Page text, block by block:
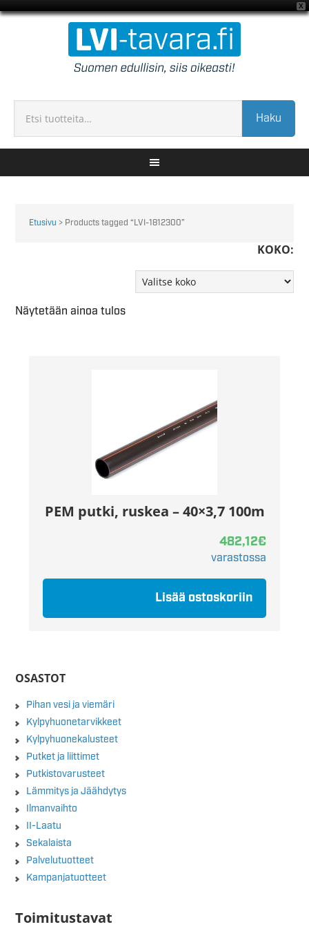
X
Haku
Etusivu > Products tagged “LVI-1812300”
KOKO:
Näytetään ainoa tulos
PEM putki, ruskea – 40×3,7 100m
482,12€
varastossa
Lisää ostoskoriin
OSASTOT
Pihan vesi ja viemäri
Kylpyhuonetarvikkeet
Kylpyhuonekalusteet
Putket ja liittimet
Putkistovarusteet
Lämmitys ja Jäähdytys
Ilmanvaihto
II-Laatu
Sekalaista
Palvelutuotteet
Kampanjatuotteet
Toimitustavat